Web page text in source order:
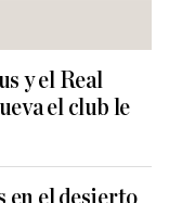
y el Real
el club le